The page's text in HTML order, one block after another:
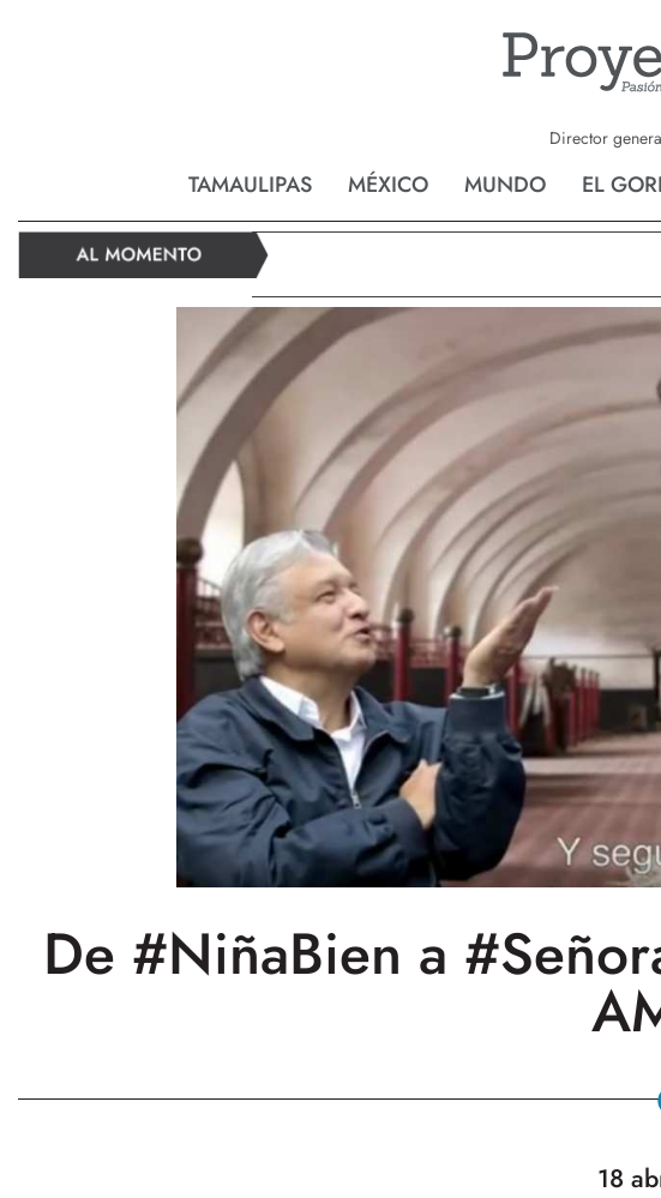
Director
TAMAULIPAS MÉXICO MUNDO EL
Reynosa
De #NiñaBien a
18